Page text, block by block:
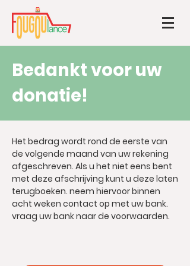
Bedankt voor uw
donatie!
Het bedrag wordt rond de eerste van
de volgende maand van uw rekening
afgeschreven. Als u het niet eens bent
met deze afschrijving kunt u deze laten
terugboeken. neem hiervoor binnen
acht weken contact op met uw bank.
vraag uw bank naar de voorwaarden.